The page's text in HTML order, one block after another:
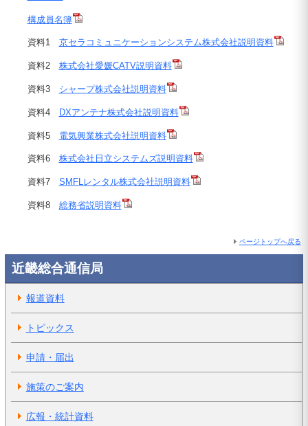
構成員名簿
資料1 京セラコミュニケーションシステム株式会社説明資料
資料2 株式会社愛媛CATV説明資料
資料3 シャープ株式会社説明資料
資料4 DXアンテナ株式会社説明資料
資料5 電気興業株式会社説明資料
資料6 株式会社日立システムズ説明資料
資料7 SMFLレンタル株式会社説明資料
資料8 総務省説明資料
ページトップへ戻る
近畿総合通信局
報道資料
トピックス
申請・届出
施策のご案内
広報・統計資料